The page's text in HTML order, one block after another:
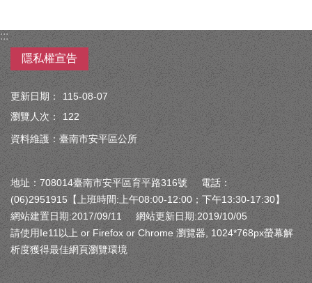
:::
隱私權宣告
更新日期：
115-08-07
瀏覽人次：
122
資料維護：臺南市安平區公所
地址：708014臺南市安平區育平路316號 電話：
(06)2951915【上班時間:上午08:00-12:00；下午13:30-17:30】
網站建置日期:2017/09/11 網站更新日期:2019/10/05
請使用Ie11以上 or Firefox or Chrome 瀏覽器, 1024*768px螢幕解
析度獲得最佳網頁瀏覽環境